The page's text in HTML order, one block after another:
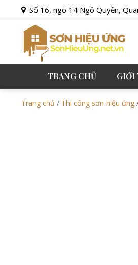
Số 16, ngõ 14 Ngô Quyền,
TRANG CHỦ GIỚI
Trang chủ / Thi công sơn hiệu ứng